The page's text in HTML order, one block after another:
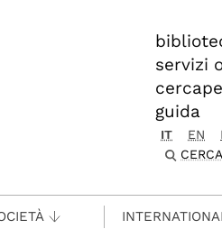
servizi
guida
IT EN
CERCA